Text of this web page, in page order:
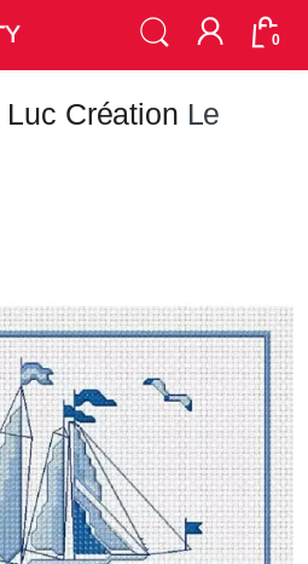
0
Luc Création Le